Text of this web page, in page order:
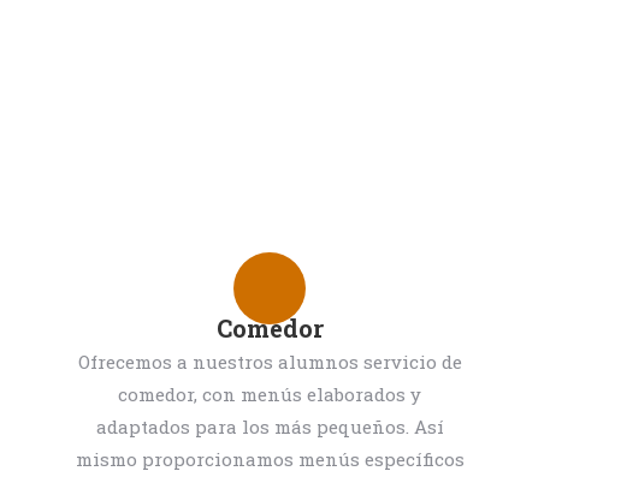
Comedor
Ofrecemos a nuestros alumnos servicio de
comedor, con menús elaborados y
adaptados para los más pequeños. Así
mismo proporcionamos menús específicos